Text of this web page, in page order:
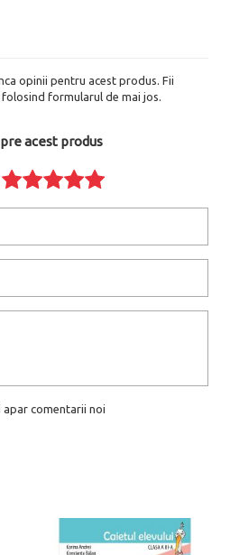
opinii pentru acest produs. Fii
formularul de mai jos.
acest produs
comentarii noi